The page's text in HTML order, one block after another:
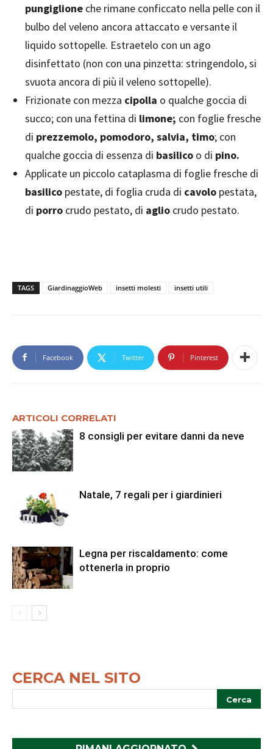
pungiglione che rimane conficcato nella pelle con il
bulbo del veleno ancora attaccato e versante il
liquido sottopelle. Estraetelo con un ago
disinfettato (non con una pinzetta: stringendolo, si
svuota ancora di più il veleno sottopelle).
Frizionate con mezza cipolla o qualche goccia di
succo; con una fettina di limone; con foglie fresche
di prezzemolo, pomodoro, salvia, timo; con
qualche goccia di essenza di basilico o di pino.
Applicate un piccolo cataplasma di foglie fresche di
basilico pestate, di foglia cruda di cavolo pestata,
di porro crudo pestato, di aglio crudo pestato.
TAGS GiardinaggioWeb insetti molesti insetti utili
Facebook Twitter Pinterest
ARTICOLI CORRELATI
8 consigli per evitare danni da neve
Natale, 7 regali per i giardinieri
Legna per riscaldamento: come
ottenerla in proprio
CERCA NEL SITO